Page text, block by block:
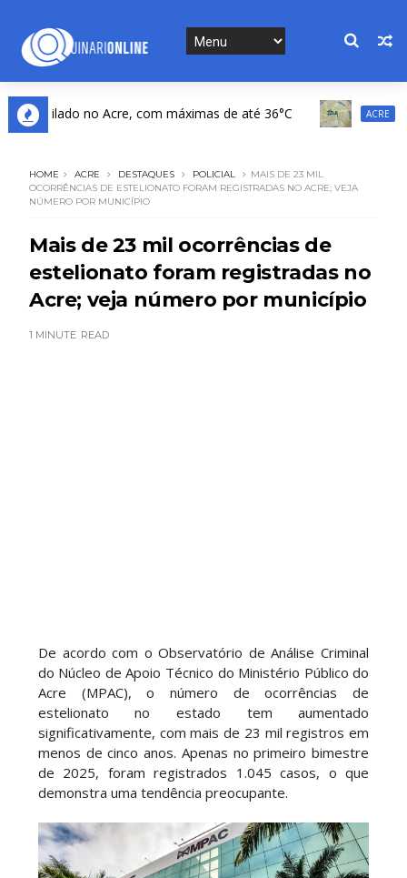
no Acre, com máximas de até 36°C ACRE
HOME ACRE DESTAQUES POLICIAL
MAIS DE 23 MIL
OCORRÊNCIAS DE ESTELIONATO FORAM REGISTRADAS NO ACRE; VEJA
NÚMERO POR MUNICÍPIO
Mais de 23 mil ocorrências de
estelionato foram registradas no
Acre; veja número por município
1 MINUTE READ
De acordo com o Observatório de Análise Criminal
do Núcleo de Apoio Técnico do Ministério Público do
Acre (MPAC), o número de ocorrências de
estelionato no estado tem aumentado
significativamente, com mais de 23 mil registros em
menos de cinco anos. Apenas no primeiro bimestre
de 2025, foram registrados 1.045 casos, o que
demonstra uma tendência preocupante.